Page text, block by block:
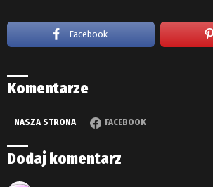
Facebook
Komentarze
NASZA STRONA FACEBOOK
Dodaj komentarz